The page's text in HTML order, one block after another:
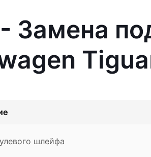
Замена
шлейфа